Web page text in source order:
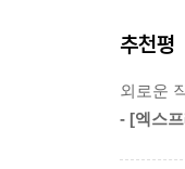
만듭니
성별로
어른들
추천평
외로운
- [엑스